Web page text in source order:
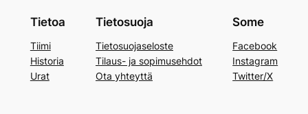
Tietoa
Tiimi
Historia
Urat
Tietosuoja
Tietosuojaseloste
Tilaus- ja sopimusehdot
Ota yhteyttä
Some
Facebook
Instagram
Twitter/X